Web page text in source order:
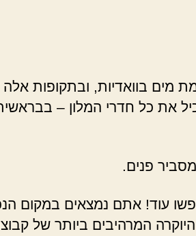
מים בוואדיות, ובתקופות אלה
את כל חדרי המלון –
פנים.
עוד! אתם נמצאים במקום
המרהיבים ביותר של